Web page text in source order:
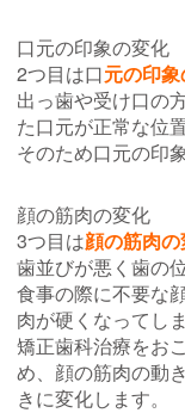
口元の印象の変化
2つ目は口元の印
出っ歯や受け口の
た口元が正常な位
そのため口元の印
顔の筋肉の変化
3つ目は顔の筋肉
歯並びが悪く歯の
食事の際に不要な
肉が硬くなってし
矯正歯科治療をお
め、顔の筋肉の動
きに変化します。